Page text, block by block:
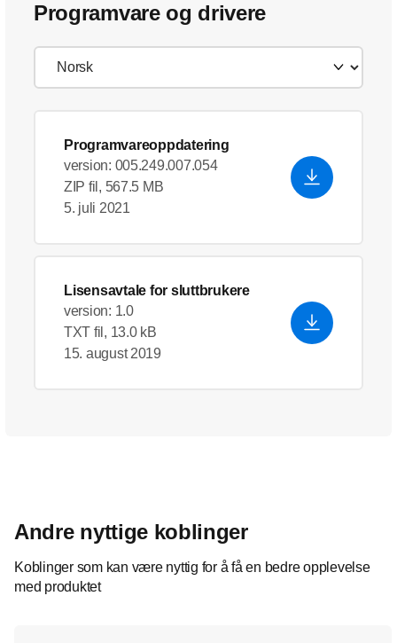
Programvare og drivere
Programvareoppdatering
version: 005.249.007.054
ZIP fil, 567.5 MB
5. juli 2021
Lisensavtale for sluttbrukere
version: 1.0
TXT fil, 13.0 kB
15. august 2019
Andre nyttige koblinger
Koblinger som kan være nyttig for å få en bedre opplevelse
med produktet